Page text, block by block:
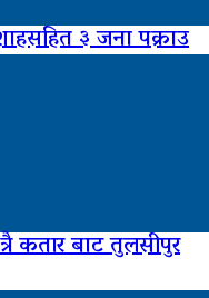
३ जना पक्राउ
कतार बाट तुलसीपुर